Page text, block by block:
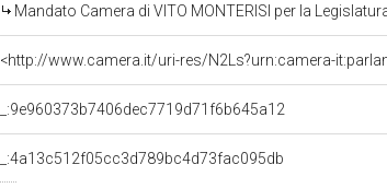
Mandato Camera di VITO MONTERISI per la
<http://www.camera.it/uri-res/N2Ls?urn:camera-
_:9e960373b7406dec7719d71f6b645a12
_:4a13c512f05cc3d789bc4d73fac095db